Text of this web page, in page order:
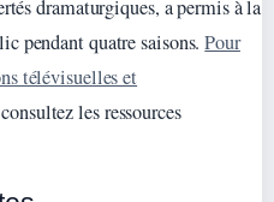
dramaturgiques, a permis à la
pendant quatre saisons.Pour
télévisuelles et
les ressources